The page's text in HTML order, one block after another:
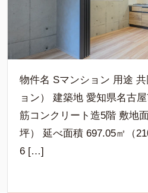
物件名 Sマンション 用途
ョン） 建築地 愛知県名古
筋コンクリート造5階 敷地
坪） 延べ面積 697.05㎡（
6 […]